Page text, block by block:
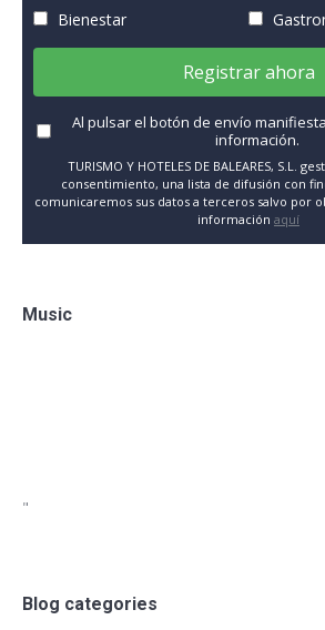
Bienestar
Registrar ahora
Al pulsar el botón de envío
información.
TURISMO Y HOTELES DE BALEARES, S.L.
consentimiento, una lista de difusión con
comunicaremos sus datos a terceros salvo por
información aquí
Music
"
Blog categories